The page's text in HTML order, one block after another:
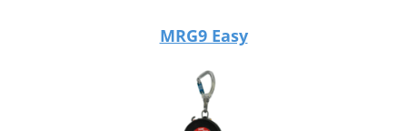
MRG9 Easy